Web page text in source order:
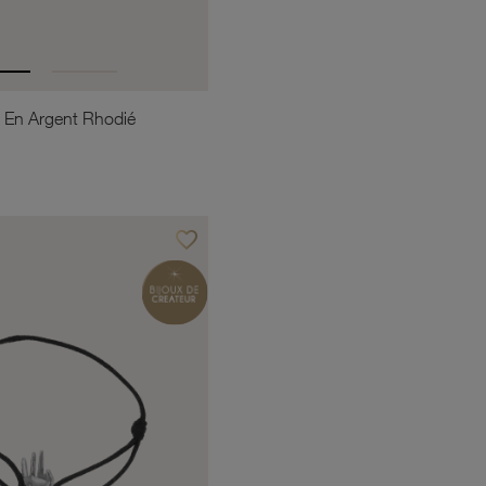
Argent Rhodié
favorite_borderAjouter à vos favoris